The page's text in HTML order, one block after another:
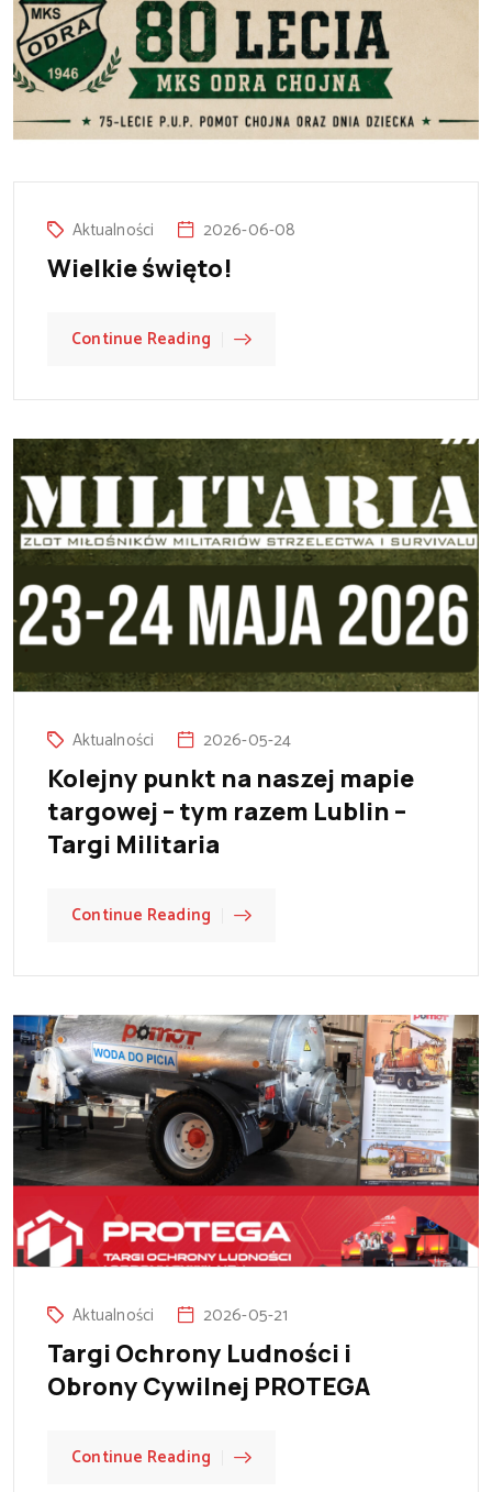
Aktualności 2026-06-08
Wielkie święto!
Continue Reading
Aktualności 2026-05-24
Kolejny punkt na naszej mapie
targowej – tym razem Lublin –
Targi Militaria
Continue Reading
Aktualności 2026-05-21
Targi Ochrony Ludności i
Obrony Cywilnej PROTEGA
Continue Reading